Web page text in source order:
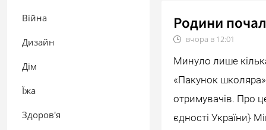
Війна
Дизайн
Дім
Їжа
Здоров'я
Родини
вчора в 12:01
Минуло лише
«Пакунок
отримувачів. Про
єдності України}